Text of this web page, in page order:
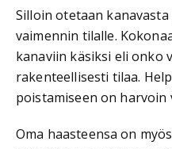
Silloin otetaan
vaimennin tilalle.
kanaviin käsiksi eli onko
rakenteellisesti tilaa.
poistamiseen on harvoin
Oma haasteensa on